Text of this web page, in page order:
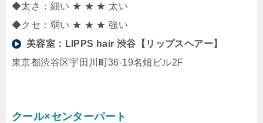
◆太さ：細い ★ ★ ★ 太い
◆クセ：弱い ★ ★ ★ 強い
美容室： LIPPS hair 渋谷【リップスヘアー】
東京都渋谷区宇田川町36-19名畑ビル2F
クール×センターパート